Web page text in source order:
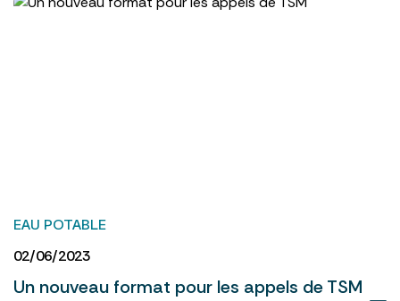
EAU POTABLE
02/06/2023
Un nouveau format pour les appels de TSM